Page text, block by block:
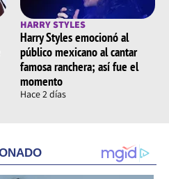
HARRY STYLES
Harry Styles emocionó al
público mexicano al cantar
famosa ranchera; así fue el
momento
Hace 2 días